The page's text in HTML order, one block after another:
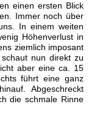
einen ersten Blick
Immer noch über
In einem weiten
Höhenverlust in
ziemlich imposant
nun direkt zu
aber eine ca. 15
führt eine ganz
Abgeschreckt
die schmale Rinne